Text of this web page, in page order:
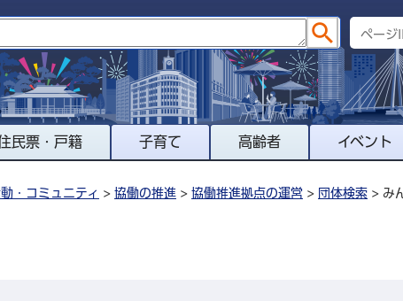
民票・戸籍 子育て 高齢者 イベント
・コミュニティ > 協働の推進 > 協働推進拠点の運営 > 団体検索 > み